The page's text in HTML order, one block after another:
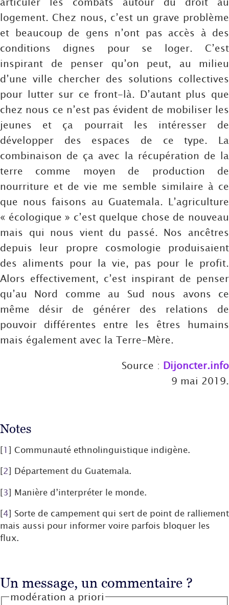
logement. Chez nous, c’est un grave problème
et beaucoup de gens n’ont pas accès à des
conditions dignes pour se loger. C’est
inspirant de penser qu’on peut, au milieu
d’une ville chercher des solutions collectives
pour lutter sur ce front-là. D’autant plus que
chez nous ce n’est pas évident de mobiliser les
jeunes et ça pourrait les intéresser de
développer des espaces de ce type. La
combinaison de ça avec la récupération de la
terre comme moyen de production de
nourriture et de vie me semble similaire à ce
que nous faisons au Guatemala. L’agriculture
« écologique » c’est quelque chose de nouveau
mais qui nous vient du passé. Nos ancêtres
depuis leur propre cosmologie produisaient
des aliments pour la vie, pas pour le profit.
Alors effectivement, c’est inspirant de penser
qu’au Nord comme au Sud nous avons ce
même désir de générer des relations de
pouvoir différentes entre les êtres humains
mais également avec la Terre-Mère.
Source : Dijoncter.info
9 mai 2019.
Notes
[1 ] Communauté ethnolinguistique indigène.
[2] Département du Guatemala.
[3] Manière d’interpréter le monde.
[4] Sorte de campement qui sert de point de ralliement
mais aussi pour informer voire parfois bloquer les
flux.
Un message, un commentaire ?
modération a priori